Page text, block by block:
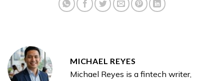
MICHAEL REYES
Michael Reyes is a fintech writer,